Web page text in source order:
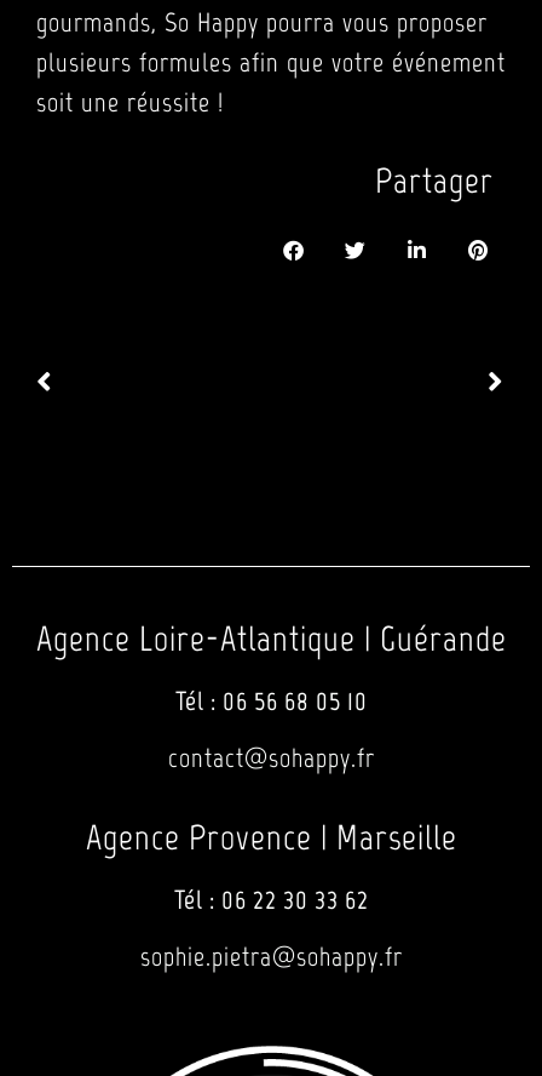
gourmands, So Happy pourra vous proposer
plusieurs formules afin que votre événement
soit une réussite !
Partager
Agence Loire-Atlantique | Guérande
Tél : 06 56 68 05 10
contact@sohappy.fr
Agence Provence | Marseille
Tél : 06 22 30 33 62
sophie.pietra@sohappy.fr